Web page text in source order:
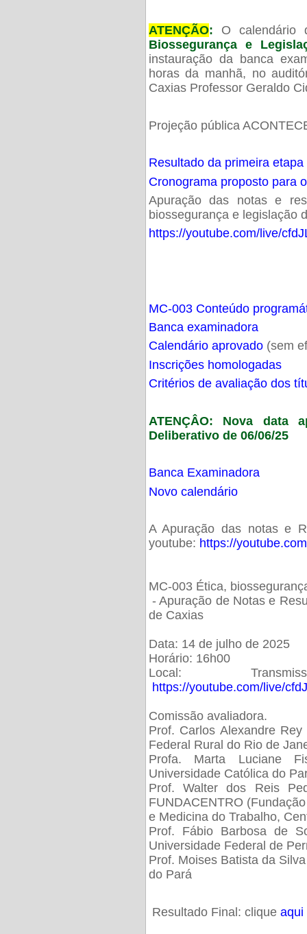
ATENÇÃO: O calendário
Biossegurança e
instauração da banca
horas da manhã, no
Caxias Professor Geraldo
Projeção pública
Resultado da primeira
Cronograma proposto para
Apuração das notas e
biossegurança e legislação
https://youtube.com/live/
MC-003 Conteúdo
Banca examinadora
Calendário aprovado(sem
Inscrições homologadas
Critérios de avaliação dos
ATENÇÂO: Nova data
Deliberativo de 06/06/25
Banca Examinadora
Novo calendário
A Apuração das notas e
youtube: https://
MC-003 Ética,
- Apuração de Notas e
de Caxias
Data: 14 de julho de 2025
Horário: 16h00
Local:
https://youtube.com/live/
Comissão avaliadora.
Prof. Carlos Alexandre
Federal Rural do Rio de
Profa. Marta Luciane
Universidade Católica do
Prof. Walter dos Reis
FUNDACENTRO
e Medicina do Trabalho,
Prof. Fábio Barbosa de
Universidade Federal de
Prof. Moises Batista da
do Pará
Resultado Final: clique aqui